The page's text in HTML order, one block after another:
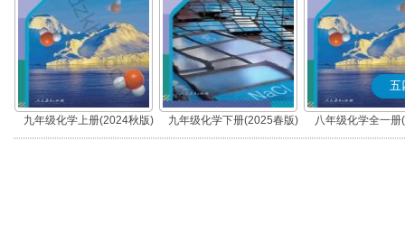
九年级化学上册(2024秋版) 九年级化学下册(2025春版)
五
八年级化学全一册
版)